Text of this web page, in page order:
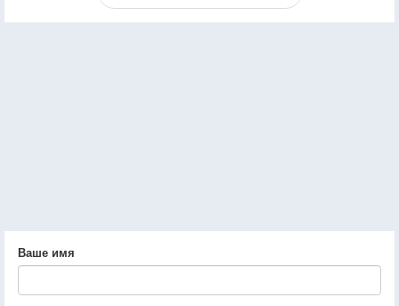
Ваше имя